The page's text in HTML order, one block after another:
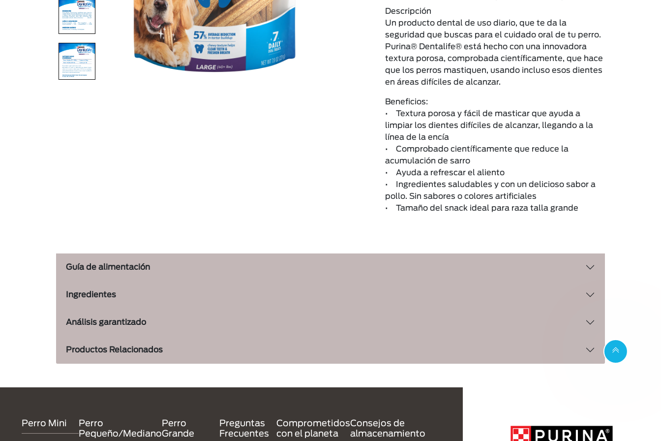
Descripción
Un producto dental de uso diario, que te da la
seguridad que buscas para el cuidado oral de tu perro.
Purina® Dentalife® está hecho con una innovadora
textura porosa, comprobada científicamente, que hace
que los perros mastiquen, usando incluso esos dientes
en áreas difíciles de alcanzar.
Beneficios:
• Textura porosa y fácil de masticar que ayuda a
limpiar los dientes difíciles de alcanzar, llegando a la
línea de la encía
• Comprobado científicamente que reduce la
acumulación de sarro
• Ayuda a refrescar el aliento
• Ingredientes saludables y con un delicioso sabor a
pollo. Sin sabores o colores artificiales
• Tamaño del snack ideal para raza talla grande
Guía de alimentación
Ingredientes
Análisis garantizado
Productos Relacionados
Perro Mini
Perro
Pequeño/Mediano
Perro
Grande
Preguntas
Frecuentes
Comprometidos
con el planeta
Consejos de
almacenamiento